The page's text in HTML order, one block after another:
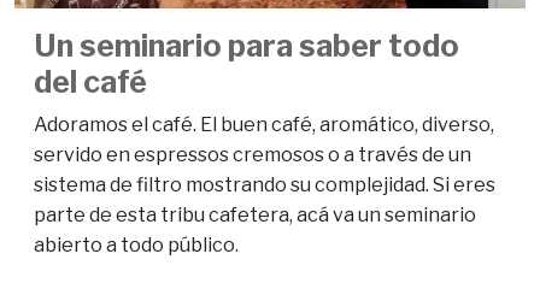
Un seminario para saber todo
del café
Adoramos el café. El buen café, aromático, diverso,
servido en espressos cremosos o a través de un
sistema de filtro mostrando su complejidad. Si eres
parte de esta tribu cafetera, acá va un seminario
abierto a todo público.